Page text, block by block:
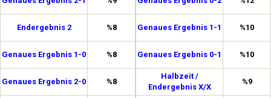
Endergebnis 2 %8
Genaues Ergebnis 1-0 %8
Genaues Ergebnis 2-0 %8
Genaues Ergebnis 1-1 %10
Genaues Ergebnis 0-1 %10
Halbzeit /
Endergebnis X/X
%9